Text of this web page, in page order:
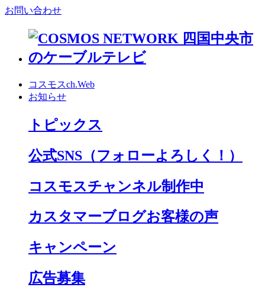
お問い合わせ
コスモスch.Web
お知らせ
トピックス
公式SNS （フォローよろしく！）
コスモスチャンネル制作中
カスタマーブログお客様の声
キャンペーン
広告募集